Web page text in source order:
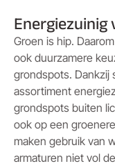
Groen is hip.
ook duurzamere
grondspots. Dankzij
assortiment
grondspots buiten
ook op een
maken gebruik van
armaturen niet vol